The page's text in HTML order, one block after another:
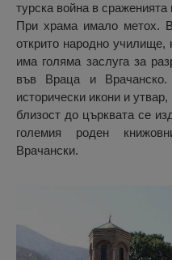
турска война в сраженията
При храма имало метох.
открито народно училище,
има голяма заслуга за
във Враца и
исторически икони и
близост до църквата се
големия роден
Врачански.